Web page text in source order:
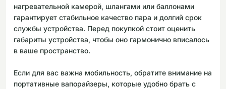
нагревательной камерой, шлангами или баллонами
гарантирует стабильное качество пара и долгий срок
службы устройства. Перед покупкой стоит оценить
габариты устройства, чтобы оно гармонично вписалось
в ваше пространство.
Если для вас важна мобильность, обратите внимание на
портативные вапорайзеры, которые удобно брать с